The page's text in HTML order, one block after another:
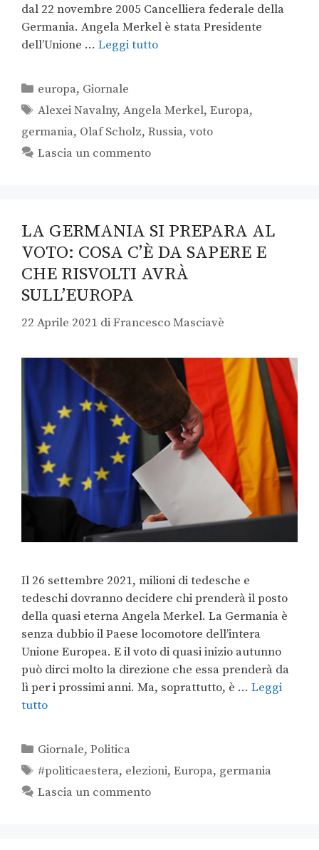
dal 22 novembre 2005 Cancelliera federale della
Germania. Angela Merkel è stata Presidente
dell’Unione … Leggi tutto
europa, Giornale
Alexei Navalny,Angela Merkel,Europa,
germania, Olaf Scholz, Russia, voto
Lascia un commento
LA GERMANIA SI PREPARA AL
VOTO: COSA C’È DA SAPERE E
CHE RISVOLTI AVRÀ
SULL’EUROPA
22 Aprile 2021 diFrancesco Masciavè
Il 26 settembre 2021, milioni di tedesche e
tedeschi dovranno decidere chi prenderà il posto
della quasi eterna Angela Merkel. La Germania è
senza dubbio il Paese locomotore dell’intera
Unione Europea. E il voto di quasi inizio autunno
può dirci molto la direzione che essa prenderà da
lì per i prossimi anni. Ma, soprattutto, è … Leggi
tutto
Giornale,Politica
#politicaestera, elezioni,Europa, germania
Lascia un commento